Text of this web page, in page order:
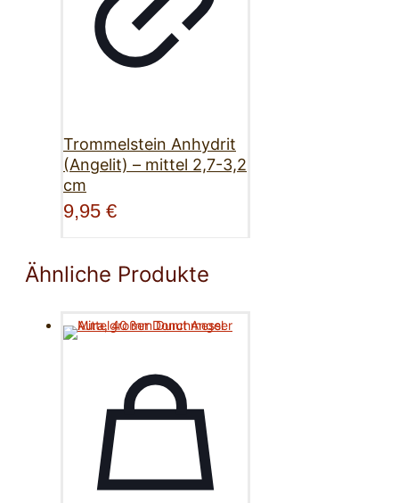
Trommelstein Anhydrit
(Angelit) – mittel 2,7-3,2
cm
9,95 €
Ähnliche Produkte